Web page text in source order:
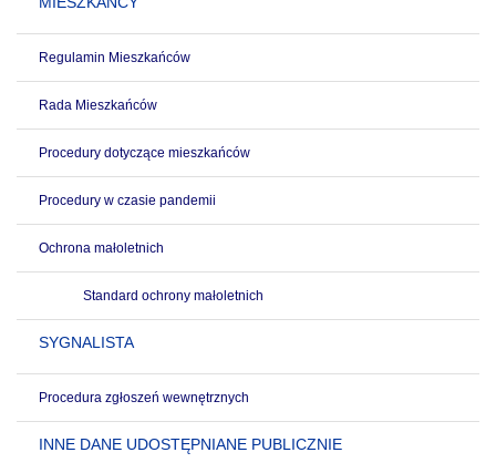
Regulamin Mieszkańców
Rada Mieszkańców
Procedury dotyczące mieszkańców
Procedury w czasie pandemii
Ochrona małoletnich
Standard ochrony małoletnich
SYGNALISTA
Procedura zgłoszeń wewnętrznych
INNE DANE UDOSTĘPNIANE PUBLICZNIE